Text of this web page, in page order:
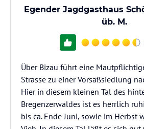
Egender Jagdgasthaus
üb. M.
Über Bizau führt eine
Strasse zu einer Vorsäßsiedlung
Hier in diesem kleinen Tal des
Bregenzerwaldes ist es herrlich
bis ca. Ende Juni, sowie im Herbst